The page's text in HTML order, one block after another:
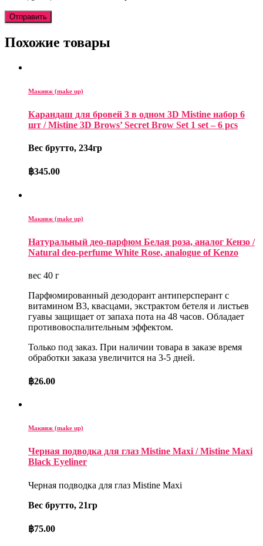
Похожие товары
Макияж (make up)
Карандаш для бровей 3 в одном 3D Mistine набор 6
шт / Mistine 3D Brows’ Secret Brow Set 1 set – 6 pcs
Вес брутто, 234гр
฿345.00
Макияж (make up)
Натуральный део-парфюм Белая роза, аналог Кензо /
Natural deo-perfume White Rose, analogue of Kenzo
вес 40 г
Парфюмированный дезодорант антиперсперант с
витамином В3, квасцами, экстрактом бетеля и листьев
гуавы защищает от запаха пота на 48 часов. Обладает
противовоспалительным эффектом.
Только под заказ. При наличии товара в заказе время
обработки заказа увеличится на 3-5 дней.
฿26.00
Макияж (make up)
Черная подводка для глаз Mistine Maxi / Mistine Maxi
Black Eyeliner
Черная подводка для глаз Mistine Maxi
Вес брутто, 21гр
฿75.00